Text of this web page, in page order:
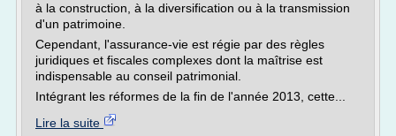
à la construction, à la diversification ou à la transmission
d'un patrimoine.
Cependant, l'assurance-vie est régie par des règles
juridiques et fiscales complexes dont la maîtrise est
indispensable au conseil patrimonial.
Intégrant les réformes de la fin de l'année 2013, cette...
Lire la suite